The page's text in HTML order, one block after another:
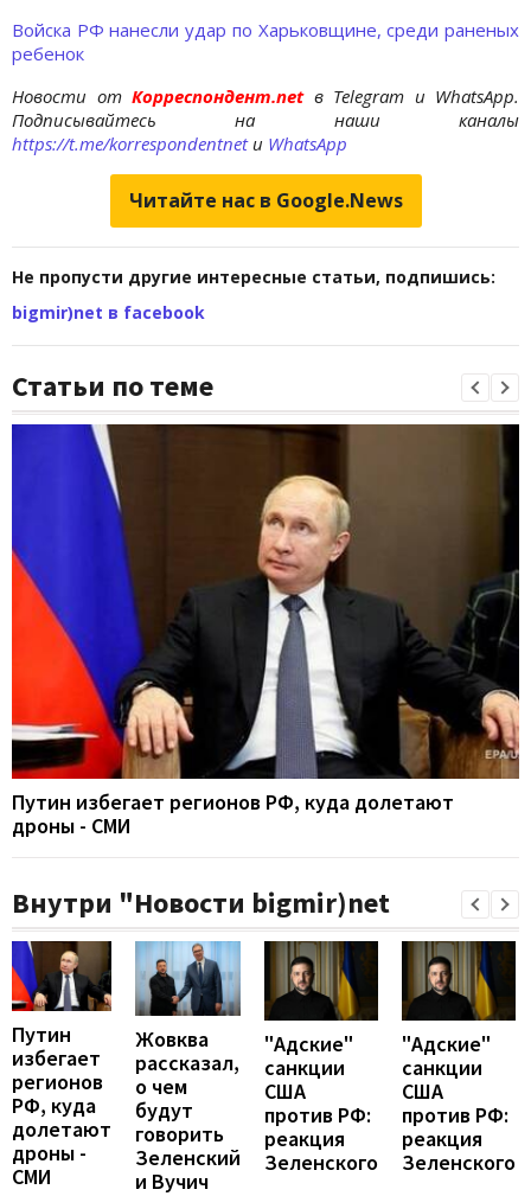
Войска РФ нанесли удар по Харьковщине, среди раненых
ребенок
Новости отКорреспондент.net в Telegram и WhatsApp.
Подписывайтесь на наши каналы
https://t.me/korrespondentnetи WhatsApp
Читайте нас в Google.News
Не пропусти другие интересные статьи, подпишись:
bigmir)net в facebook
Статьи по теме
Путин избегает регионов РФ, куда долетают
дроны - СМИ
Внутри "Новости bigmir)net
Путин
избегает
регионов
РФ, куда
долетают
дроны -
СМИ
Жовква
рассказал,
о чем
будут
говорить
Зеленский
и Вучич
"Адские"
санкции
США
против РФ:
реакция
Зеленского
"Адские"
санкции
США
против РФ:
реакция
Зеленского